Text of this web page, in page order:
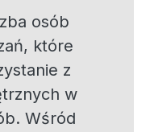
osób
które
z
w
Wśród